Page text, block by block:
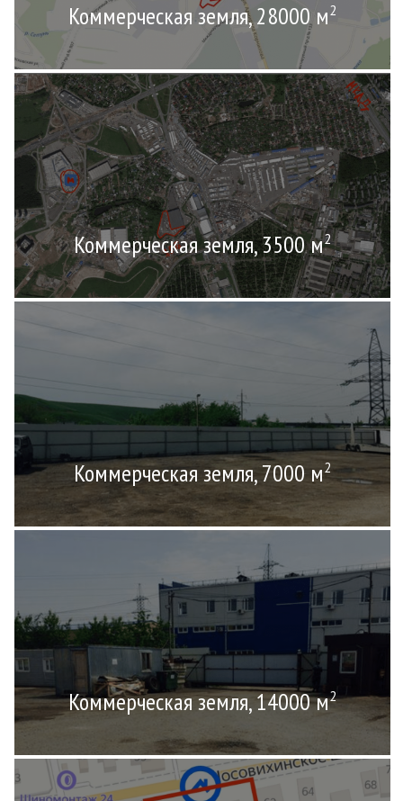
Коммерческая земля, 28000 м2
Коммерческая земля, 3500 м2
Коммерческая земля, 7000 м2
Коммерческая земля, 14000 м2